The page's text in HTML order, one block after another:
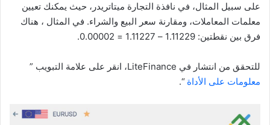
على سبيل المثال، في نافذة التجارة ميتاتريدر، حيث يمكنك تعيين
معلمات المعاملات، ومقارنة سعر البيع والشراء. في المثال ، هناك
فرق بين نقطتين: 1.11229 – 1.11227 = 0.00002.
للتحقق من انتشار في LiteFinance، انقر على علامة التبويب ”
معلومات على الأداة “.